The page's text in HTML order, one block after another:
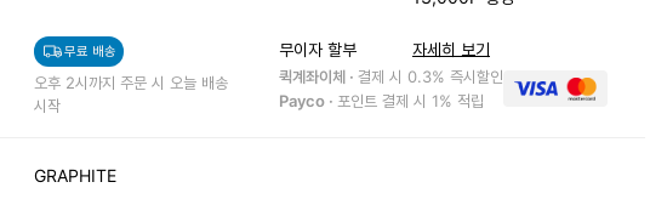
무료 배송
오후 2시까지 주문 시 오늘 배송
시작
무이자 할부 자세히 보기
퀵계좌이체 · 결제 시 0.3% 즉시할인
Payco · 포인트 결제 시 1% 적립
GRAPHITE